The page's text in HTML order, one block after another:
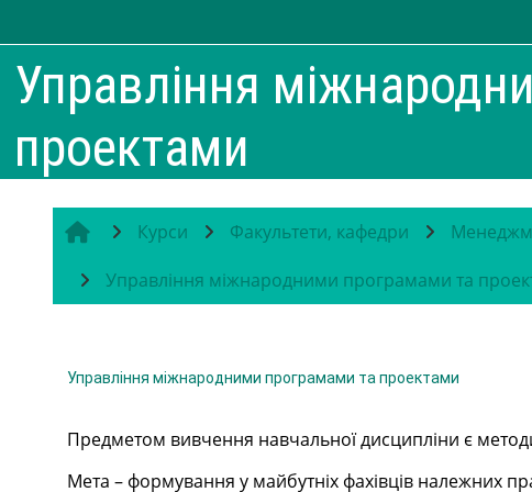
Управління
проектами
Курси Факультети, кафедри
Управління міжнародними програмами та
Управління міжнародними програмами та проектами
Предметом вивчення навчальної дисципліни є
Мета – формування у майбутніх фахівців належних